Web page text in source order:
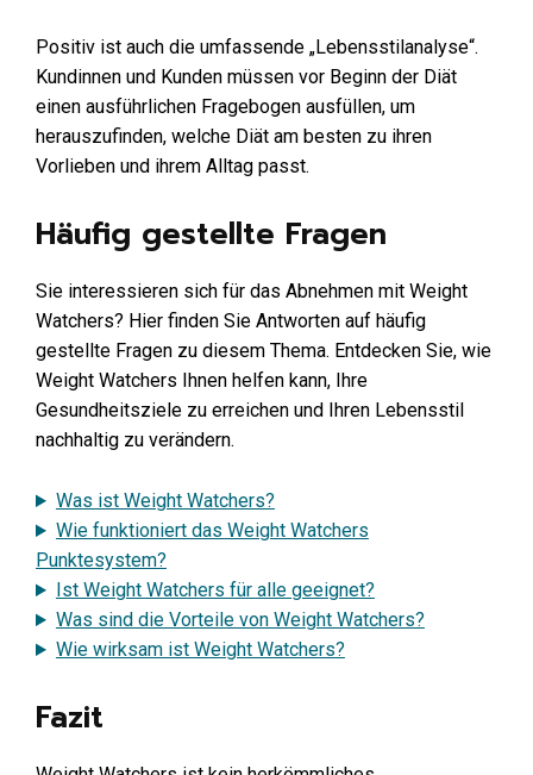
Positiv ist auch die umfassende „Lebensstilanalyse“.
Kundinnen und Kunden müssen vor Beginn der Diät
einen ausführlichen Fragebogen ausfüllen, um
herauszufinden, welche Diät am besten zu ihren
Vorlieben und ihrem Alltag passt.
Häufig gestellte Fragen
Sie interessieren sich für das Abnehmen mit Weight
Watchers? Hier finden Sie Antworten auf häufig
gestellte Fragen zu diesem Thema. Entdecken Sie, wie
Weight Watchers Ihnen helfen kann, Ihre
Gesundheitsziele zu erreichen und Ihren Lebensstil
nachhaltig zu verändern.
Was ist Weight Watchers?
Wie funktioniert das Weight Watchers
Punktesystem?
Ist Weight Watchers für alle geeignet?
Was sind die Vorteile von Weight Watchers?
Wie wirksam ist Weight Watchers?
Fazit